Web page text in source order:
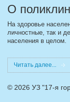
О
На здоровье
личностные, так и
населения в целом.
Читать далее...
© 2026 УЗ "17-я